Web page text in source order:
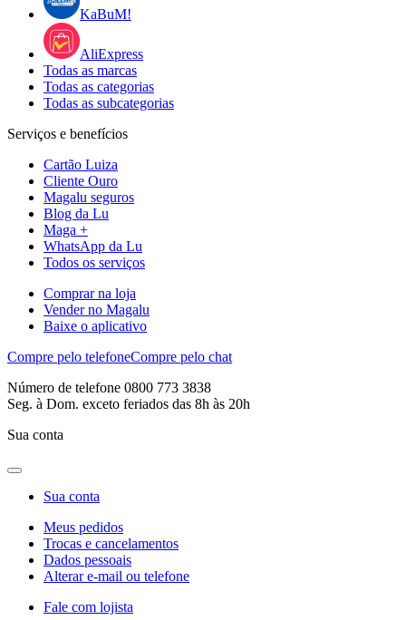
KaBuM!
AliExpress
Todas as marcas
Todas as categorias
Todas as subcategorias
Serviços e benefícios
Cartão Luiza
Cliente Ouro
Magalu seguros
Blog da Lu
Maga +
WhatsApp da Lu
Todos os serviços
Comprar na loja
Vender no Magalu
Baixe o aplicativo
Compre pelo telefoneCompre pelo chat
Número de telefone 0800 773 3838
Seg. à Dom. exceto feriados das 8h às 20h
Sua conta
Sua conta
Meus pedidos
Trocas e cancelamentos
Dados pessoais
Alterar e-mail ou telefone
Fale com lojista